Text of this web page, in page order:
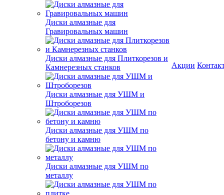
Диски алмазные для
Гравировальных машин
Диски алмазные для Плиткорезов и
Камнерезных станков
Диски алмазные для УШМ и
Штроборезов
Диски алмазные для УШМ по
бетону и камню
Диски алмазные для УШМ по
металлу
Акции